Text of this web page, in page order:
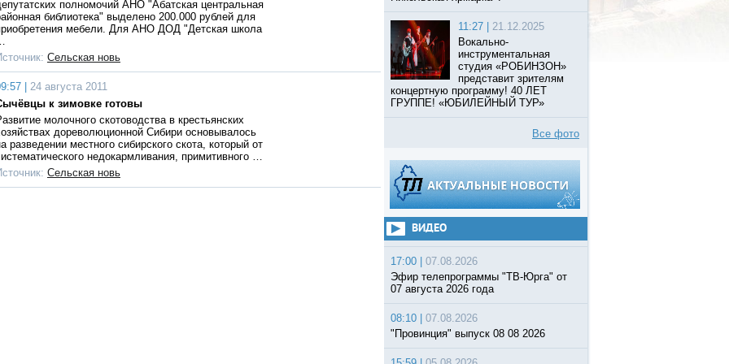
полномочий АНО "Абатская центральная
библиотека" выделено 200.000 рублей для
мебели. Для АНО ДОД "Детская школа
Сельская новь
|
24 августа 2011
к зимовке готовы
молочного скотоводства в крестьянских
дореволюционной Сибири основывалось
разведении местного сибирского скота, который от
недокармливания, примитивного …
Сельская новь
11:27 |
21.12.2025
Вокально-
инструментальная
студия «РОБИНЗОН»
представит зрителям
концертную программу! 40 ЛЕТ
ГРУППЕ! «ЮБИЛЕЙНЫЙ ТУР»
Все фото
ВИДЕО
17:00 |
07.08.2026
Эфир телепрограммы "ТВ-Юрга" от
07 августа 2026 года
08:10 |
07.08.2026
"Провинция" выпуск 08 08 2026